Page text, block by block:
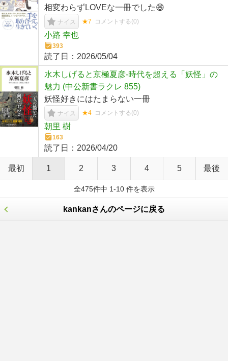
相変わらずLOVEな一冊でした😄
ナイス ★7 コメントする(0)
小路 幸也
393
読了日： 2026/05/04
水木しげると京極夏彦-時代を超える「妖怪」の
魅力 (中公新書ラクレ 855)
妖怪好きにはたまらない一冊
ナイス ★4 コメントする(0)
朝里 樹
163
読了日： 2026/04/20
最初 1 2 3 4 5 最後
全475件中 1-10 件を表示
kankanさんのページに戻る